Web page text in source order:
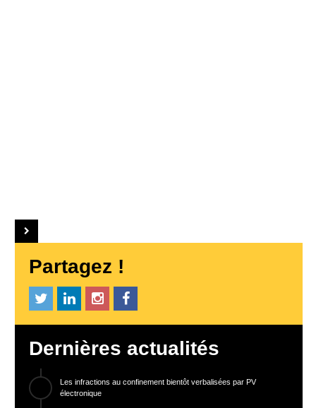
Partagez !
Dernières actualités
Les infractions au confinement bientôt verbalisées par PV
électronique